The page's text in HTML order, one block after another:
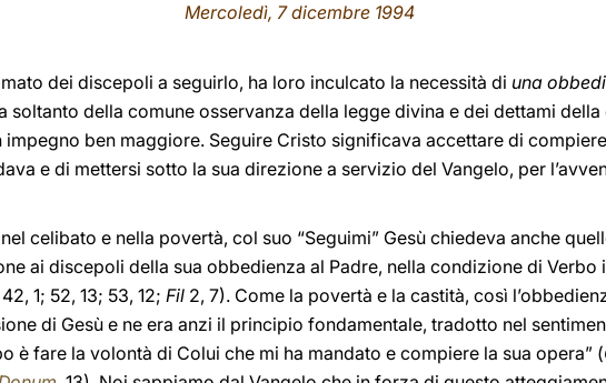
Mercoledì, 7 dicembre 1994
dei discepoli a seguirlo, ha loro inculcato la necessità di una
soltanto della comune osservanza della legge divina e dei dettami
impegno ben maggiore. Seguire Cristo significava accettare di
e di mettersi sotto la sua direzione a servizio del Vangelo, per
celibato e nella povertà, col suo “Seguimi” Gesù chiedeva anche
ai discepoli della sua obbedienza al Padre, nella condizione di Verbo
42, 1; 52, 13; 53, 12; Fil 2, 7). Come la povertà e la castità, così
di Gesù e ne era anzi il principio fondamentale, tradotto nel
è fare la volontà di Colui che mi ha mandato e compiere la sua opera” (